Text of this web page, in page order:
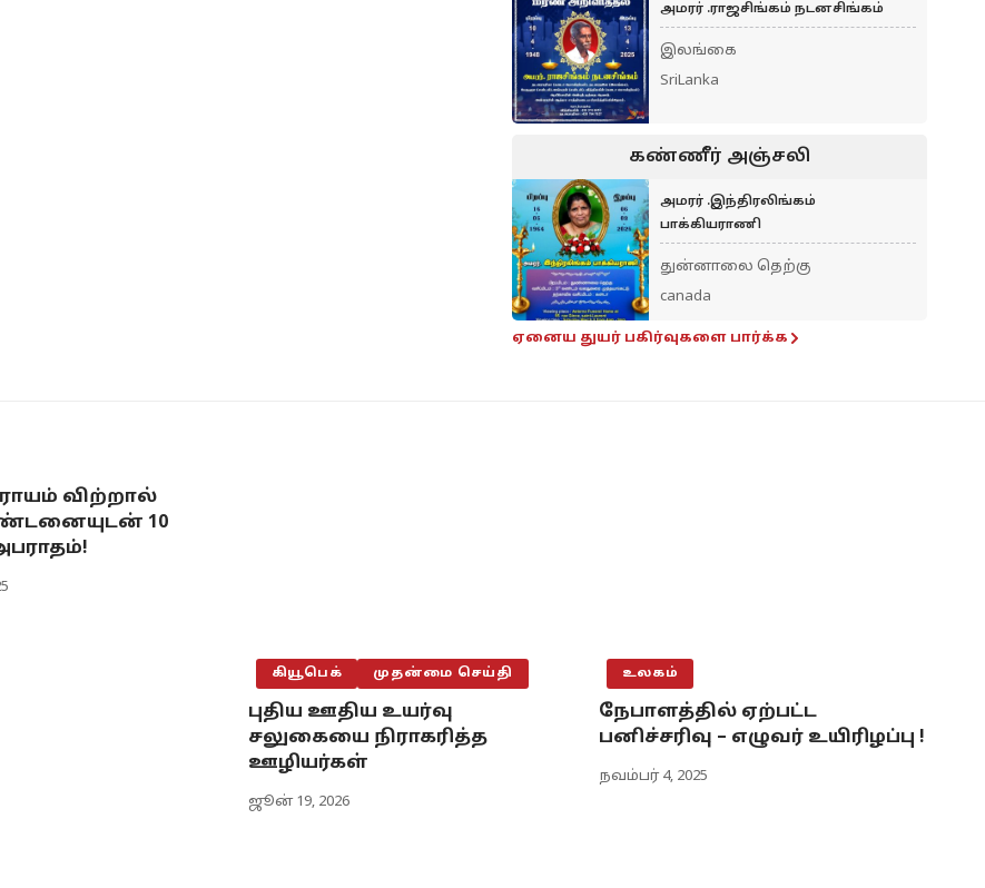
அமரர் .ராஜசிங்கம் நடனசிங்கம்
இலங்கை
SriLanka
கண்ணீர் அஞ்சலி
அமரர் .இந்திரலிங்கம்
பாக்கியராணி
துன்னாலை தெற்கு
canada
ஏனைய துயர் பகிர்வுகளை பார்க்க
விற்றால்
10
கியூபெக் முதன்மை செய்தி
புதிய ஊதிய உயர்வு
சலுகையை நிராகரித்த
ஊழியர்கள்
ஜூன் 19, 2026
உலகம்
நேபாளத்தில் ஏற்பட்ட
பனிச்சரிவு – எழுவர் உயிரிழப்பு !
நவம்பர் 4, 2025